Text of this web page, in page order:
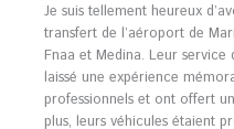
Je suis tellement heureux
transfert de l’aéroport de
Fnaa et Medina. Leur
laissé une expérience
professionnels et ont offert
plus, leurs véhicules étaient